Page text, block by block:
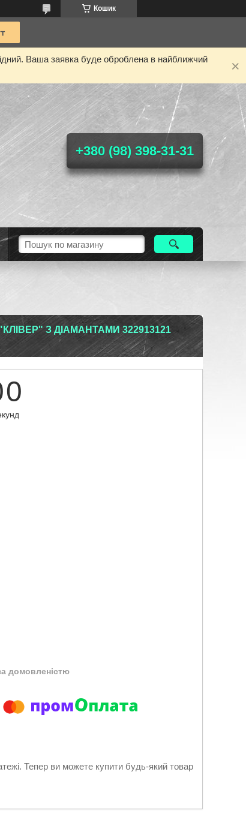
Кошик
Ваша заявка буде оброблена в найближчий
+380 (98) 398-31-31
З ДІАМАНТАМИ 322913121
0
домовленістю
Тепер ви можете купити будь-який товар